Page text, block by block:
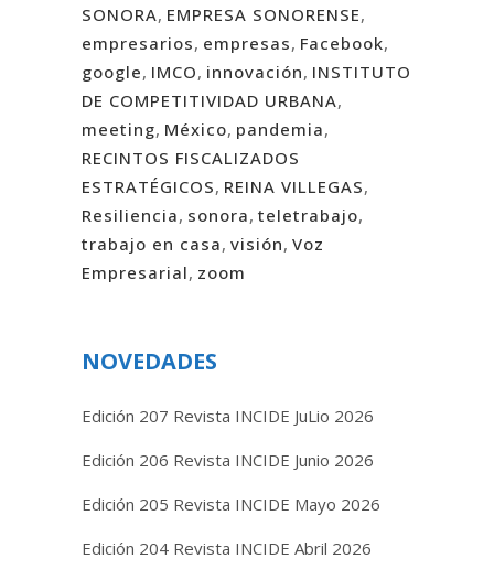
SONORA, EMPRESA SONORENSE,
empresarios, empresas, Facebook,
google, IMCO, innovación, INSTITUTO
DE COMPETITIVIDAD URBANA,
meeting, México, pandemia,
RECINTOS FISCALIZADOS
ESTRATÉGICOS, REINA VILLEGAS,
Resiliencia, sonora, teletrabajo,
trabajo en casa, visión, Voz
Empresarial, zoom
NOVEDADES
Edición 207 Revista INCIDE JuLio 2026
Edición 206 Revista INCIDE Junio 2026
Edición 205 Revista INCIDE Mayo 2026
Edición 204 Revista INCIDE Abril 2026